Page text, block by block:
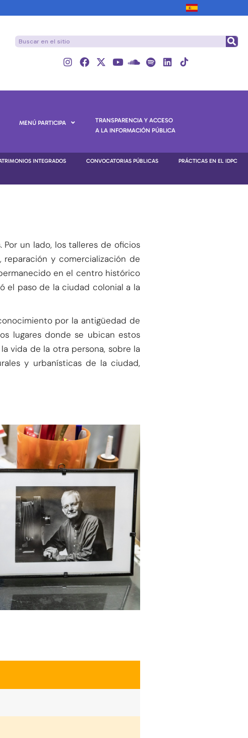
MENÚ PARTICIPA
TRANSPARENCIA Y ACCESO
A LA INFORMACIÓN PÚBLICA
INTEGRADOS CONVOCATORIAS PÚBLICAS
PRÁCTICAS EN EL IDPC
un lado, los talleres de oficios
y comercialización de
en el centro histórico
el paso de la ciudad colonial a la
por la antigüedad de
lugares donde se ubican estos
vida de la otra persona, sobre la
y urbanísticas de la ciudad,